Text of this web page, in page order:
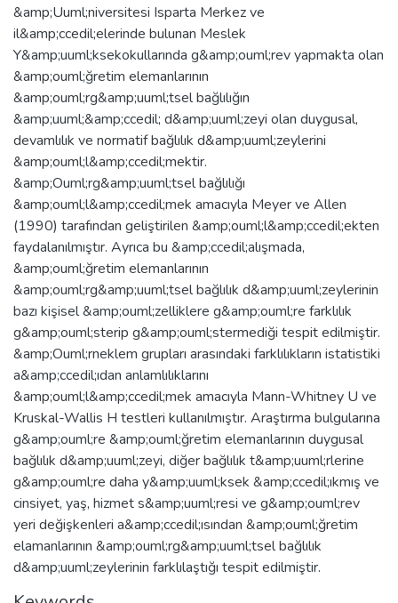
&amp;Uuml;niversitesi Isparta Merkez ve
il&amp;ccedil;elerinde bulunan Meslek
Y&amp;uuml;ksekokullarında g&amp;ouml;rev yapmakta olan
&amp;ouml;ğretim elemanlarının
&amp;ouml;rg&amp;uuml;tsel bağlılığın
&amp;uuml;&amp;ccedil; d&amp;uuml;zeyi olan duygusal,
devamlılık ve normatif bağlılık d&amp;uuml;zeylerini
&amp;ouml;l&amp;ccedil;mektir.
&amp;Ouml;rg&amp;uuml;tsel bağlılığı
&amp;ouml;l&amp;ccedil;mek amacıyla Meyer ve Allen
(1990) tarafından geliştirilen &amp;ouml;l&amp;ccedil;ekten
faydalanılmıştır. Ayrıca bu &amp;ccedil;alışmada,
&amp;ouml;ğretim elemanlarının
&amp;ouml;rg&amp;uuml;tsel bağlılık d&amp;uuml;zeylerinin
bazı kişisel &amp;ouml;zelliklere g&amp;ouml;re farklılık
g&amp;ouml;sterip g&amp;ouml;stermediği tespit edilmiştir.
&amp;Ouml;rneklem grupları arasındaki farklılıkların istatistiki
a&amp;ccedil;ıdan anlamlılıklarını
&amp;ouml;l&amp;ccedil;mek amacıyla Mann-Whitney U ve
Kruskal-Wallis H testleri kullanılmıştır. Araştırma bulgularına
g&amp;ouml;re &amp;ouml;ğretim elemanlarının duygusal
bağlılık d&amp;uuml;zeyi, diğer bağlılık t&amp;uuml;rlerine
g&amp;ouml;re daha y&amp;uuml;ksek &amp;ccedil;ıkmış ve
cinsiyet, yaş, hizmet s&amp;uuml;resi ve g&amp;ouml;rev
yeri değişkenleri a&amp;ccedil;ısından &amp;ouml;ğretim
elamanlarının &amp;ouml;rg&amp;uuml;tsel bağlılık
d&amp;uuml;zeylerinin farklılaştığı tespit edilmiştir.